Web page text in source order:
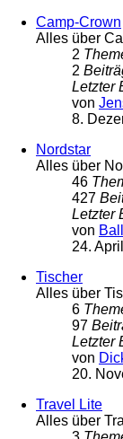
Camp-Crown
Alles über
2
2
Letzter
von
8.
Nordstar
Alles über
46
427
Letzter
von
24.
Tischer
Alles über
6
97
Letzter
von
20.
Travel Lite
Alles über